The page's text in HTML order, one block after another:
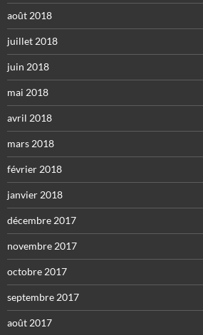
août 2018
juillet 2018
juin 2018
mai 2018
avril 2018
mars 2018
février 2018
janvier 2018
décembre 2017
novembre 2017
octobre 2017
septembre 2017
août 2017